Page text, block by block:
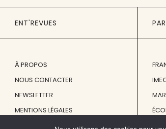
ENT'REVUES
À PROPOS
NOUS CONTACTER
NEWSLETTER
MENTIONS LÉGALES